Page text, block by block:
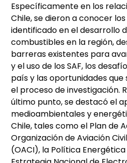
Específicamente en los
Chile, se dieron a conocer
identificado en el desarrollo
combustibles en la región,
barreras existentes para
y el uso de los SAF, los
país y las oportunidades
el proceso de investigación.
último punto, se destacó el
medioambientales y
Chile, tales como el Plan de
Organización de Aviación
(OACI), la Política Energética